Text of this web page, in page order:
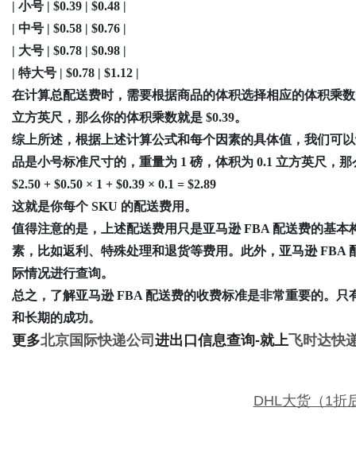
| 小号 | $0.39 | $0.48 |
| 中号 | $0.58 | $0.76 |
| 大号 | $0.78 | $0.98 |
| 特大号 | $0.78 | $1.12 |
在计算总配送费时，需要根据商品的体积选择相应的体积乘
立方英尺，那么你的体积乘数就是 $0.39。
综上所述，根据上述计算公式和每个因素的具体值，我们可
品是小号标准尺寸的，重量为 1 磅，体积为 0.1 立方英尺，
$2.50 + $0.50 × 1 + $0.39 × 0.1 = $2.89
这就是你每个 SKU 的配送费用。
值得注意的是，上述配送费用只是亚马逊 FBA 配送费的基
素，比如返利、特殊处理和退货等费用。此外，亚马逊 FBA
际情况进行查询。
总之，了解亚马逊 FBA 配送费的收费标准是非常重要的。
和长期的成功。
更多北京国际快递公司 进出口信息查询-就上飞时达快
DHL大货（1折